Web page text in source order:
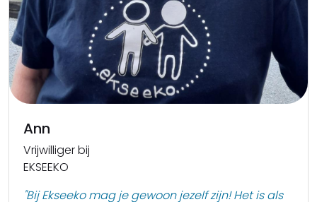
Ann
Vrijwilliger bij
EKSEEKO
"Bij Ekseeko mag je gewoon jezelf zijn! Het is als